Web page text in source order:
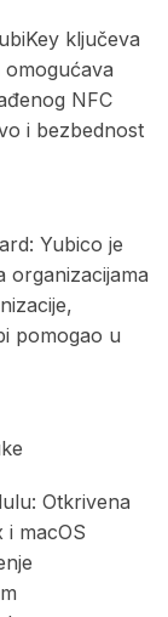
ključeva
NFC
i bezbednost
Yubico je
organizacijama
pomogao u
Otkrivena
macOS